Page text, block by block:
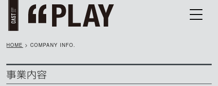
HOME > COMPANY INFO.
事業内容